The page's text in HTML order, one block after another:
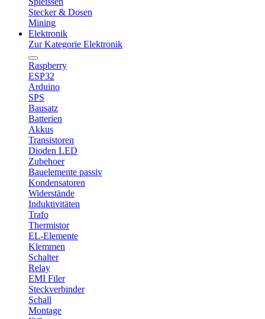
Stecker & Dosen
Mining
Elektronik
Zur Kategorie Elektronik
Raspberry
ESP32
Arduino
SPS
Bausatz
Batterien
Akkus
Transistoren
Dioden LED
Zubehoer
Bauelemente passiv
Kondensatoren
Widerstände
Induktivitäten
Trafo
Thermistor
EL-Elemente
Klemmen
Schalter
Relay
EMI Filer
Steckverbinder
Schall
Montage